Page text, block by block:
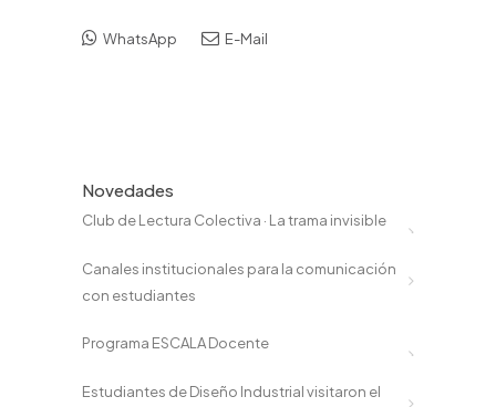
WhatsApp E-Mail
Novedades
Club de Lectura Colectiva · La trama invisible
Canales institucionales para la comunicación
con estudiantes
Programa ESCALA Docente
Estudiantes de Diseño Industrial visitaron el